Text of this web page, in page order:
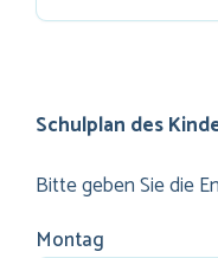
Schulplan des
Bitte geben Sie die
Montag